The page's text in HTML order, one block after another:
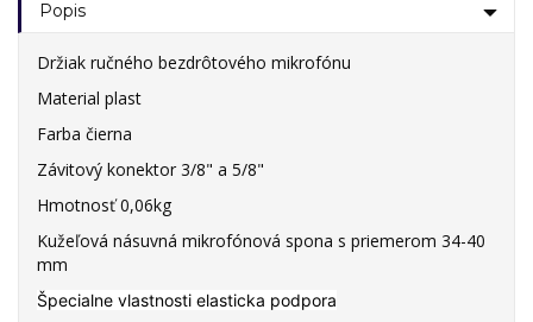
Popis
Držiak ručného bezdrôtového mikrofónu
Material plast
Farba čierna
Závitový konektor 3/8" a 5/8"
Hmotnosť 0,06kg
Kužeľová násuvná mikrofónová spona s priemerom 34-40
mm
Špecialne vlastnosti elasticka podpora